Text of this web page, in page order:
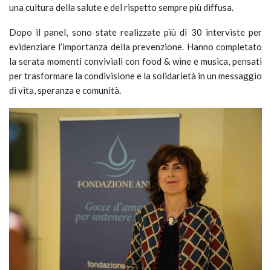
una cultura della salute e del rispetto sempre più diffusa.
Dopo il panel, sono state realizzate più di 30 interviste per
evidenziare l’importanza della prevenzione. Hanno completato
la serata momenti conviviali con food & wine e musica, pensati
per trasformare la condivisione e la solidarietà in un messaggio
di vita, speranza e comunità.